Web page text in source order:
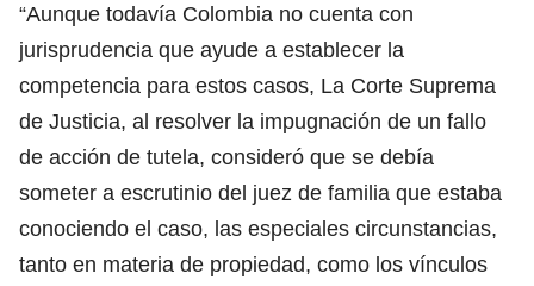
“Aunque todavía Colombia no cuenta con
jurisprudencia que ayude a establecer la
competencia para estos casos, La Corte Suprema
de Justicia, al resolver la impugnación de un fallo
de acción de tutela, consideró que se debía
someter a escrutinio del juez de familia que estaba
conociendo el caso, las especiales circunstancias,
tanto en materia de propiedad, como los vínculos